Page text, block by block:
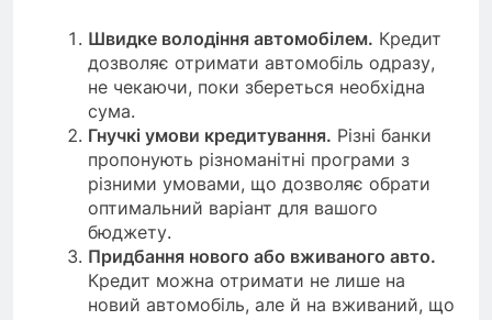
Швидке володіння автомобілем. Кредит
дозволяє отримати автомобіль одразу,
не чекаючи, поки збереться необхідна
сума.
Гнучкі умови кредитування. Різні банки
пропонують різноманітні програми з
різними умовами, що дозволяє обрати
оптимальний варіант для вашого
бюджету.
Придбання нового або вживаного авто.
Кредит можна отримати не лише на
новий автомобіль, але й на вживаний, що